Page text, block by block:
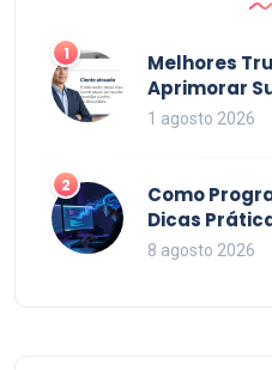
1
Melhores
Aprimorar
2026
1 agosto 2026
2
Como
Dicas
Código em
8 agosto 2026